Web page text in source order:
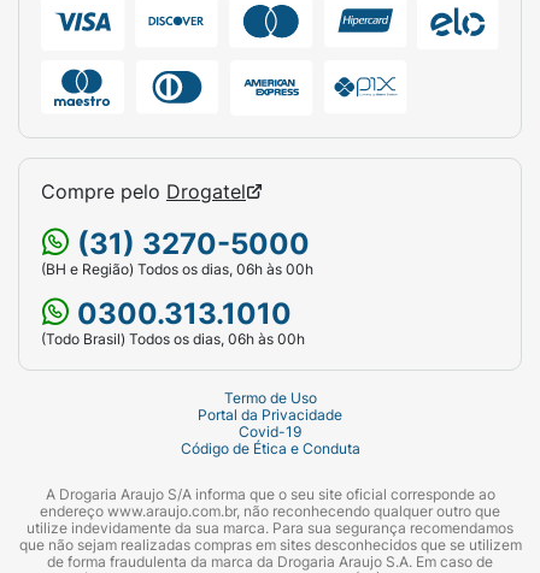
Compre pelo Drogatel
(31) 3270-5000
(BH e Região) Todos os dias, 06h às 00h
0300.313.1010
(Todo Brasil) Todos os dias, 06h às 00h
Termo de Uso
Portal da Privacidade
Covid-19
Código de Ética e Conduta
A Drogaria Araujo S/A informa que o seu site oficial corresponde ao
endereço www.araujo.com.br, não reconhecendo qualquer outro que
utilize indevidamente da sua marca. Para sua segurança recomendamos
que não sejam realizadas compras em sites desconhecidos que se utilizem
de forma fraudulenta da marca da Drogaria Araujo S.A. Em caso de